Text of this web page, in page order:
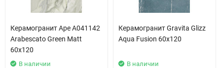
Керамогранит Ape A041142
Arabescato Green Matt
60x120
В наличии
Керамогранит Gravita Glizz
Aqua Fusion 60x120
В наличии